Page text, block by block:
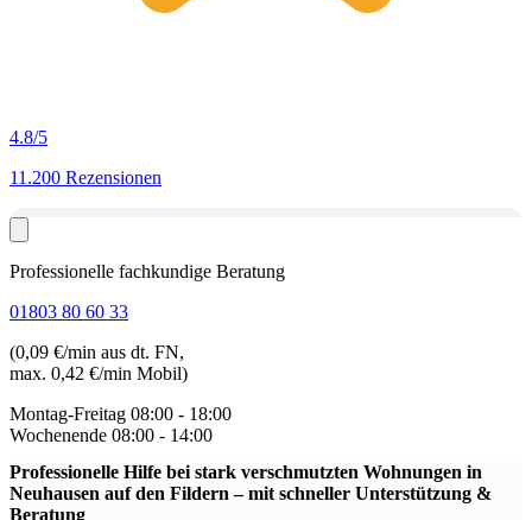
4.8/5
11.200 Rezensionen
Professionelle fachkundige Beratung
01803 80 60 33
(0,09 €/min aus dt. FN,
max. 0,42 €/min Mobil)
Montag-Freitag 08:00 - 18:00
Wochenende 08:00 - 14:00
Professionelle Hilfe bei stark verschmutzten Wohnungen in
Neuhausen auf den Fildern– mit schneller Unterstützung &
Beratung